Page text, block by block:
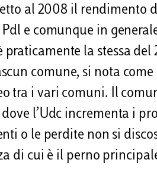
al 2008 il rendimento
e comunque in
la stessa del
comune, si nota come
tra i vari comuni. Il
l’Udc incrementa i
o le perdite non si
di cui è il perno